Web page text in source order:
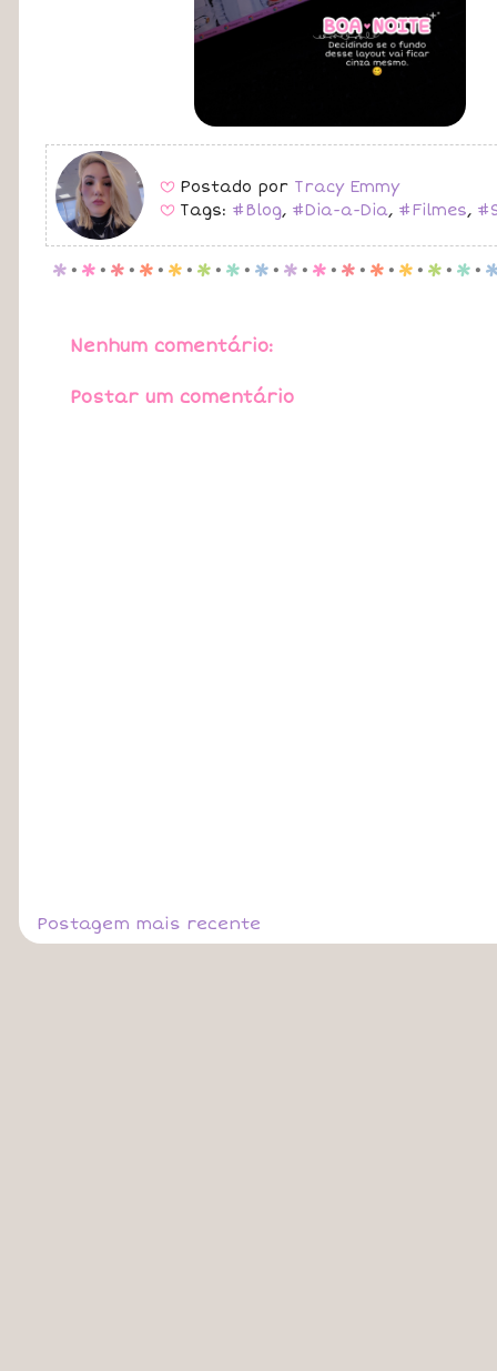
B Postado por Tracy Emmy
B Tags: #Blog, #Dia-a-Dia, #Filmes,
p . p . p . p . p . p . p . p . p . p . p . p . p . p . p .
Nenhum comentário:
Postar um comentário
Postagem mais recente